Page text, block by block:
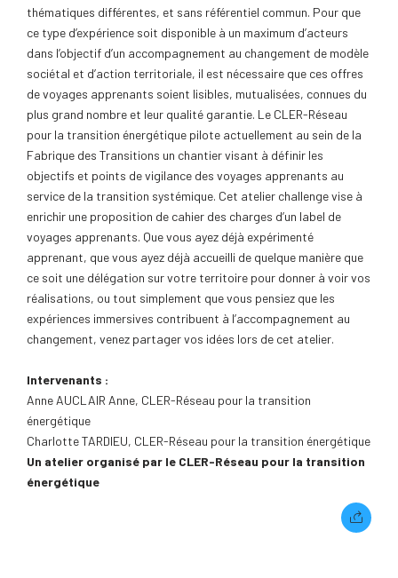
thématiques différentes, et sans référentiel commun. Pour que
ce type d’expérience soit disponible à un maximum d’acteurs
dans l’objectif d’un accompagnement au changement de modèle
sociétal et d’action territoriale, il est nécessaire que ces offres
de voyages apprenants soient lisibles, mutualisées, connues du
plus grand nombre et leur qualité garantie. Le CLER-Réseau
pour la transition énergétique pilote actuellement au sein de la
Fabrique des Transitions un chantier visant à définir les
objectifs et points de vigilance des voyages apprenants au
service de la transition systémique. Cet atelier challenge vise à
enrichir une proposition de cahier des charges d’un label de
voyages apprenants. Que vous ayez déjà expérimenté
apprenant, que vous ayez déjà accueilli de quelque manière que
ce soit une délégation sur votre territoire pour donner à voir vos
réalisations, ou tout simplement que vous pensiez que les
expériences immersives contribuent à l’accompagnement au
changement, venez partager vos idées lors de cet atelier.
Intervenants :
Anne AUCLAIR Anne, CLER-Réseau pour la transition
énergétique
Charlotte TARDIEU, CLER-Réseau pour la transition énergétique
Un atelier organisé par le CLER-Réseau pour la transition
énergétique